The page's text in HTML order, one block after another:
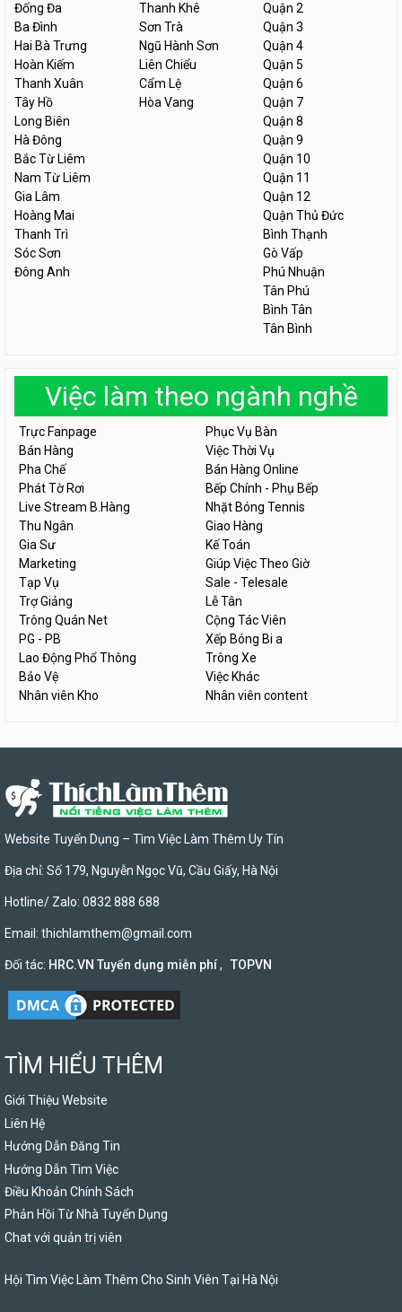
Đống Đa
Ba Đình
Hai Bà Trưng
Hoàn Kiếm
Thanh Xuân
Tây Hồ
Long Biên
Hà Đông
Bắc Từ Liêm
Nam Từ Liêm
Gia Lâm
Hoàng Mai
Thanh Trì
Sóc Sơn
Đông Anh
Thanh Khê
Sơn Trà
Ngũ Hành Sơn
Liên Chiểu
Cẩm Lệ
Hòa Vang
Quận 2
Quận 3
Quận 4
Quận 5
Quận 6
Quận 7
Quận 8
Quận 9
Quận 10
Quận 11
Quận 12
Quận Thủ Đức
Bình Thạnh
Gò Vấp
Phú Nhuận
Tân Phú
Bình Tân
Tân Bình
Việc làm theo ngành nghề
Trực Fanpage
Phục Vụ Bàn
Bán Hàng
Việc Thời Vụ
Pha Chế
Bán Hàng Online
Phát Tờ Rơi
Bếp Chính - Phụ Bếp
Live Stream B.Hàng
Nhặt Bóng Tennis
Thu Ngân
Giao Hàng
Gia Sư
Kế Toán
Marketing
Giúp Việc Theo Giờ
Tạp Vụ
Sale - Telesale
Trợ Giảng
Lễ Tân
Trông Quán Net
Cộng Tác Viên
PG - PB
Xếp Bóng Bi a
Lao Động Phổ Thông
Trông Xe
Bảo Vệ
Việc Khác
Nhân viên Kho
Nhân viên content
Website Tuyển Dụng – Tìm Việc Làm Thêm Uy Tín
Địa chỉ: Số 179, Nguyễn Ngọc Vũ, Cầu Giấy, Hà Nội
Hotline/ Zalo: 0832 888 688
Email: thichlamthem@gmail.com
Đối tác: HRC.VN Tuyển dụng miễn phí, TOPVN
TÌM HIỂU THÊM
Giới Thiệu Website
Liên Hệ
Hướng Dẫn Đăng Tin
Hướng Dẫn Tìm Việc
Điều Khoản Chính Sách
Phản Hồi Từ Nhà Tuyển Dụng
Chat với quản trị viên
Hội Tìm Việc Làm Thêm Cho Sinh Viên Tại Hà Nội